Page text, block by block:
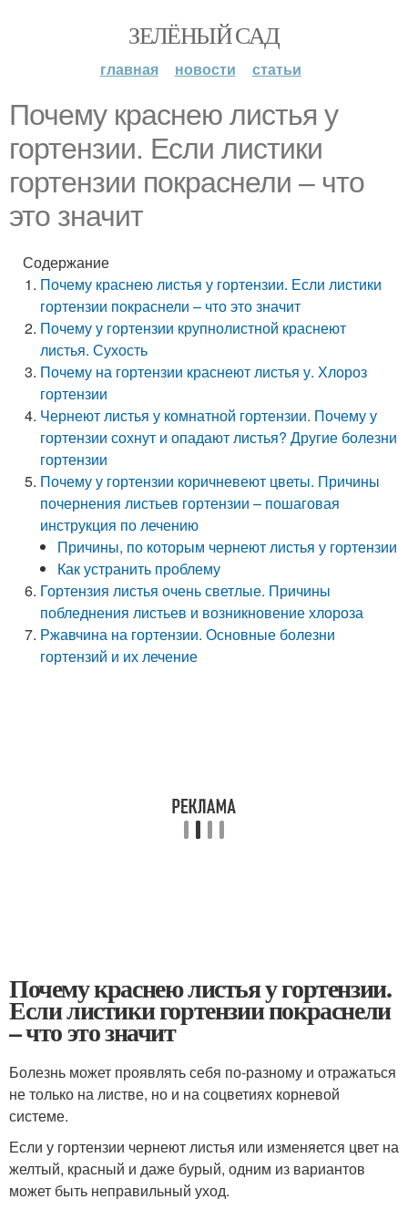
ЗЕЛЁНЫЙ САД
главная новости статьи
Почему краснею листья у
гортензии. Если листики
гортензии покраснели – что
это значит
Содержание
Почему краснею листья у гортензии. Если листики
гортензии покраснели – что это значит
Почему у гортензии крупнолистной краснеют
листья. Сухость
Почему на гортензии краснеют листья у. Хлороз
гортензии
Чернеют листья у комнатной гортензии. Почему у
гортензии сохнут и опадают листья? Другие болезни
гортензии
Почему у гортензии коричневеют цветы. Причины
почернения листьев гортензии – пошаговая
инструкция по лечению
Причины, по которым чернеют листья у гортензии
Как устранить проблему
Гортензия листья очень светлые. Причины
побледнения листьев и возникновение хлороза
Ржавчина на гортензии. Основные болезни
гортензий и их лечение
Почему краснею листья у гортензии.
Если листики гортензии покраснели
– что это значит
Болезнь может проявлять себя по-разному и отражаться
не только на листве, но и на соцветиях корневой
системе.
Если у гортензии чернеют листья или изменяется цвет на
желтый, красный и даже бурый, одним из вариантов
может быть неправильный уход.